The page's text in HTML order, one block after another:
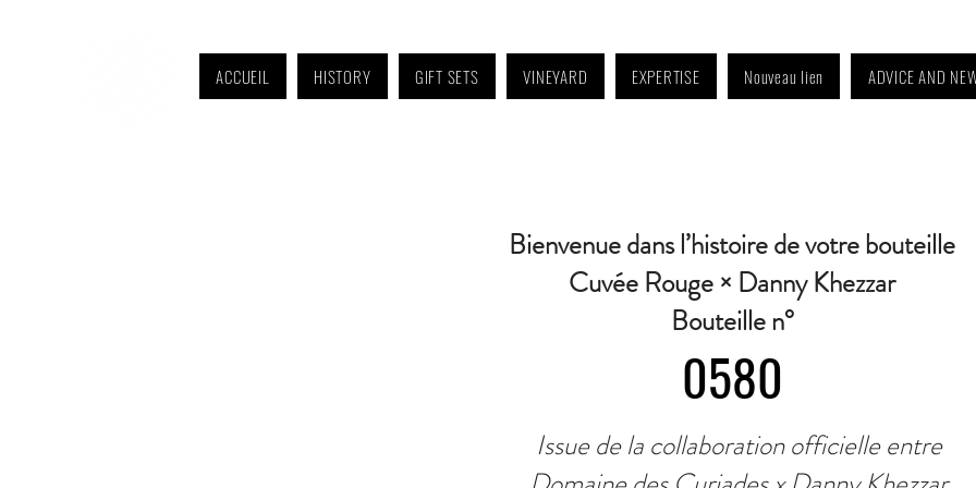
ACCUEIL HISTORY GIFT SETS VINEYARD EXPERTISE Nouveau lien ADVICE AND
Bienvenue dans l’histoire de votre bouteille
Cuvée Rouge × Danny Khezzar
Bouteille n°
0580
Issue de la collaboration officielle entre